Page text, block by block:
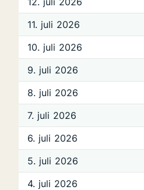
11. juli 2026
10. juli 2026
9. juli 2026
8. juli 2026
7. juli 2026
6. juli 2026
5. juli 2026
4. juli 2026